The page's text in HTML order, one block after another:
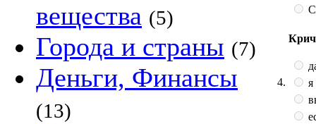
вещества (5)
Города и страны (7)
Деньги, Финансы
(13)
4.